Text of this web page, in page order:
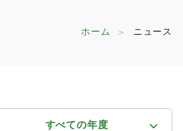
ホーム ニュース
すべての年度